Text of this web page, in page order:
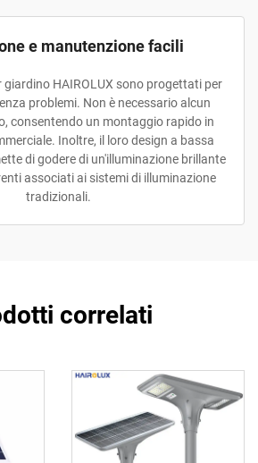
e manutenzione facili
giardino HAIROLUX sono progettati per
problemi. Non è necessario alcun
consentendo un montaggio rapido in
Inoltre, il loro design a bassa
di godere di un'illuminazione brillante
associati ai sistemi di illuminazione
tradizionali.
correlati